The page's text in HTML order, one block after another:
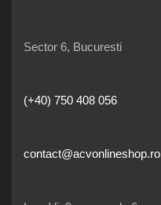
Sector 6, Bucuresti
(+40) 750 408 056
contact@acvonlineshop.ro